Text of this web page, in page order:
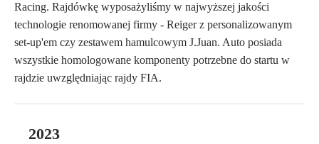
Racing. Rajdówkę wyposażyliśmy w najwyższej jakości
technologie renomowanej firmy - Reiger z personalizowanym
set-up'em czy zestawem hamulcowym J.Juan. Auto posiada
wszystkie homologowane komponenty potrzebne do startu w
rajdzie uwzględniając rajdy FIA.
2023